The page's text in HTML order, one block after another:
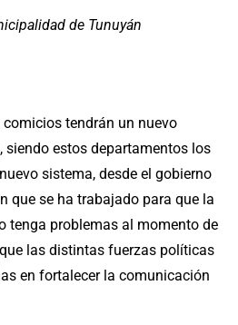
de Tunuyán
comicios tendrán un nuevo
siendo estos departamentos los
sistema, desde el gobierno
que se ha trabajado para que la
tenga problemas al momento de
las distintas fuerzas políticas
en fortalecer la comunicación